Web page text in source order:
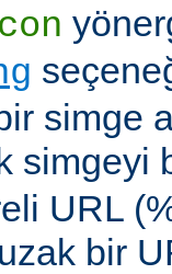
simge
simgeyi
URL
bir